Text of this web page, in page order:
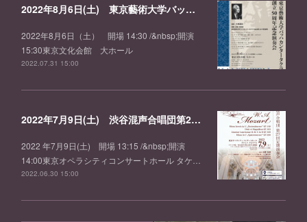
2022年8月6日(土) 東京藝術大学バッハカンタータクラブ創立50周年記念演奏会
2022年8月6日（土） 開場 14:30 /&nbsp;開演
15:30東京文化会館 大ホール
2022.07.31 15:00
2022年7月9日(土) 渋谷混声合唱団第27回定期演奏会
2022 年7月9日(土) 開場 13:15 /&nbsp;開演
14:00東京オペラシティコンサートホール タケ…
2022.06.30 15:00